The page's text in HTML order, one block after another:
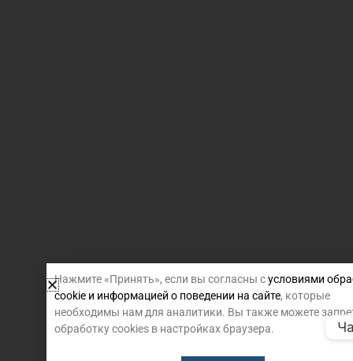
Нажмите «Принять», если вы согласны сусловиями
cookie и информацией о поведении на сайте, которые
необходимы нам для аналитики. Вы также можете
обработку cookies в настройках браузера.